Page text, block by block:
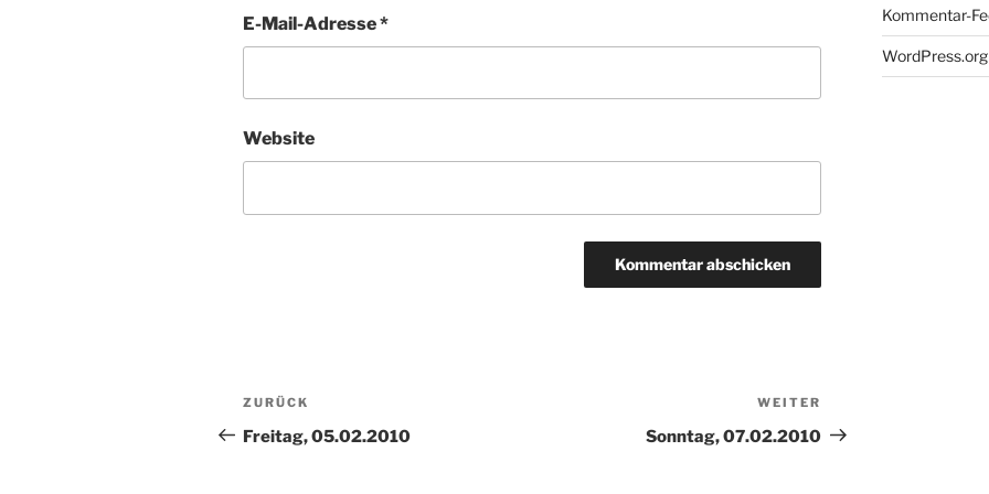
E-Mail-Adresse*
Website
Beitragsnavigation
Vorheriger
Beitrag
ZURÜCK
Freitag, 05.02.2010
Beitrag
WEITER
Sonntag, 07.02.2010
Kommentar-
WordPress.org